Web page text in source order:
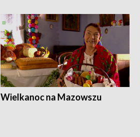
Wielkanoc na Mazowszu